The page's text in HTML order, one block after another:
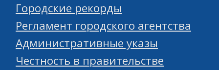
Городские рекорды
Регламент городского агентства
Административные указы
Честность в правительстве